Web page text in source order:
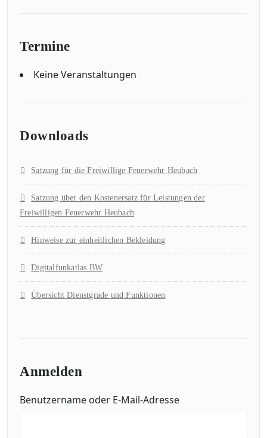
Termine
Keine Veranstaltungen
Downloads
Satzung für die Freiwillige Feuerwehr Heubach
Satzung über den Kostenersatz für Leistungen der
Freiwilligen Feuerwehr Heubach
Hinweise zur einheitlichen Bekleidung
Digitalfunkatlas BW
Übersicht Dienstgrade und Funktionen
Anmelden
Benutzername oder E-Mail-Adresse